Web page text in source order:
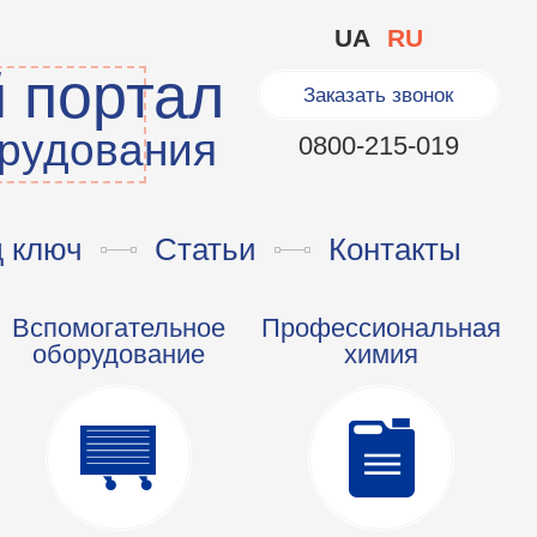
UA RU
Заказать звонок
0800-215-019
ключ Статьи Контакты
Вспомогательное
оборудование
Профессиональная
химия